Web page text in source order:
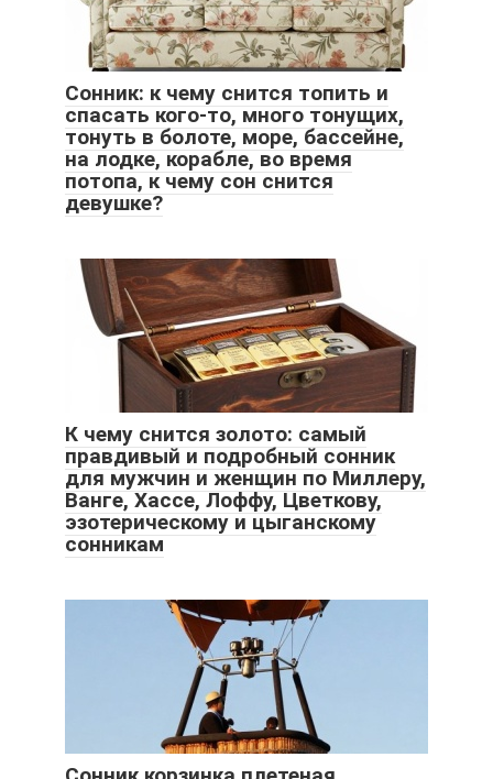
Сонник: к чему снится топить и
спасать кого-то, много тонущих,
тонуть в болоте, море, бассейне,
на лодке, корабле, во время
потопа, к чему сон снится
девушке?
К чему снится золото: самый
правдивый и подробный сонник
для мужчин и женщин по Миллеру,
Ванге, Хассе, Лоффу, Цветкову,
эзотерическому и цыганскому
сонникам